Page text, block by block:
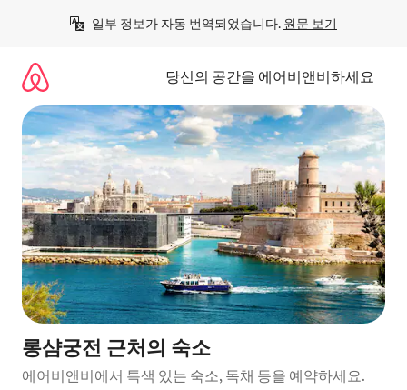
일부 정보가 자동 번역되었습니다. 원문 보기
당신의 공간을 에어비앤비하세요
롱샴궁전 근처의 숙소
에어비앤비에서 특색 있는 숙소, 독채 등을 예약하세요.